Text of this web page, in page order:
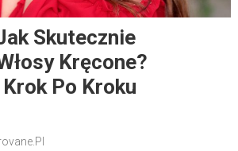
Skutecznie
Kręcone?
Po Kroku